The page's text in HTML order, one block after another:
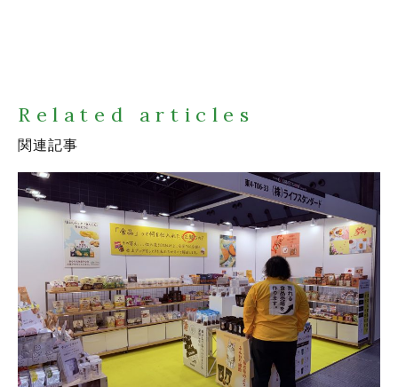
Related articles
関連記事